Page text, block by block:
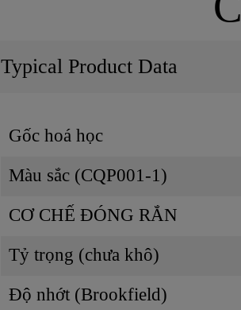
Typical Product Data
Gốc hoá học
Màu sắc (CQP001-1)
CƠ CHẾ ĐÓNG RẮN
Tỷ trọng (chưa khô)
Độ nhớt (Brookfield)